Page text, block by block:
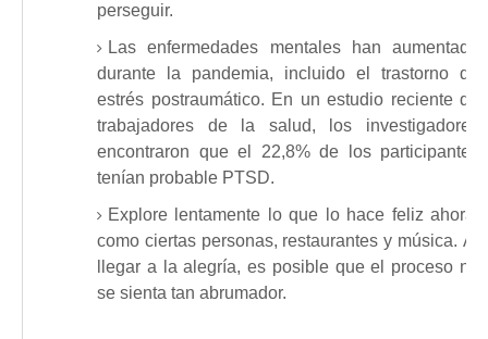
perseguir.
Las enfermedades mentales han aumentado
durante la pandemia, incluido el trastorno de
estrés postraumático. En un estudio reciente de
trabajadores de la salud, los investigadores
encontraron que el 22,8% de los participantes
tenían probable PTSD.
Explore lentamente lo que lo hace feliz ahora,
como ciertas personas, restaurantes y música. Al
llegar a la alegría, es posible que el proceso no
se sienta tan abrumador.